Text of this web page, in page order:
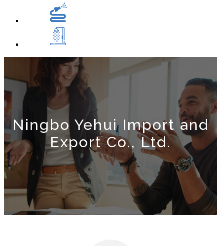
Ningbo Yehui Import and
Export Co., Ltd.